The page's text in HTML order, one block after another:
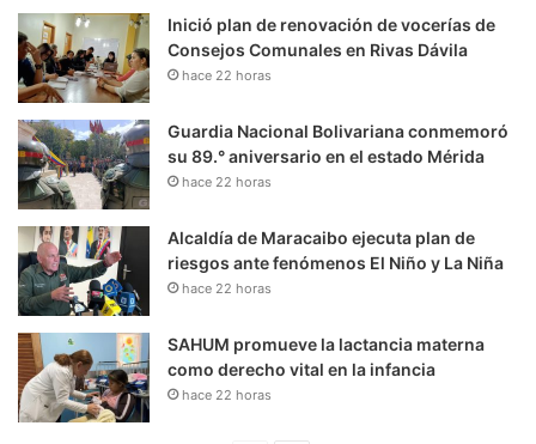
Inició plan de renovación de vocerías de
Consejos Comunales en Rivas Dávila
hace 22 horas
Guardia Nacional Bolivariana conmemoró
su 89.° aniversario en el estado Mérida
hace 22 horas
Alcaldía de Maracaibo ejecuta plan de
riesgos ante fenómenos El Niño y La Niña
hace 22 horas
SAHUM promueve la lactancia materna
como derecho vital en la infancia
hace 22 horas